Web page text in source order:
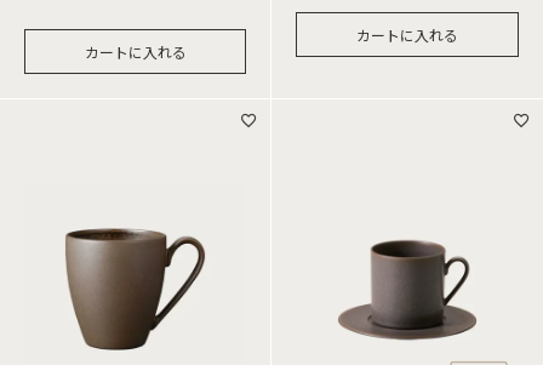
カートに入れる
カートに入れる